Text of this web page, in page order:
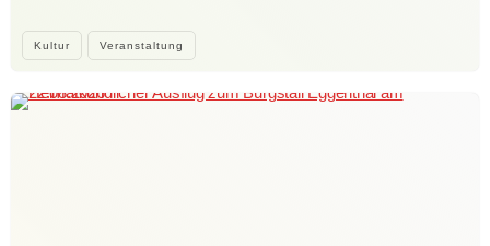
Kultur Veranstaltung